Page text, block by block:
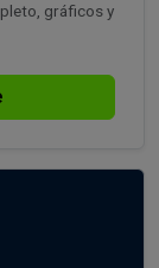
gráficos y